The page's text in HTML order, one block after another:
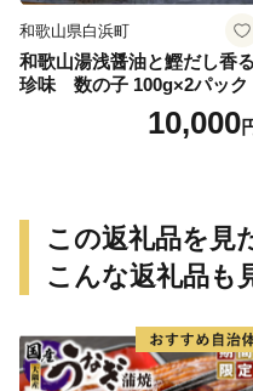
和歌山県白浜町
和歌山湯浅醤油と鰹だし香る
珍味 数の子 100g×2パック
10,000
この返礼品を見
こんな返礼品も